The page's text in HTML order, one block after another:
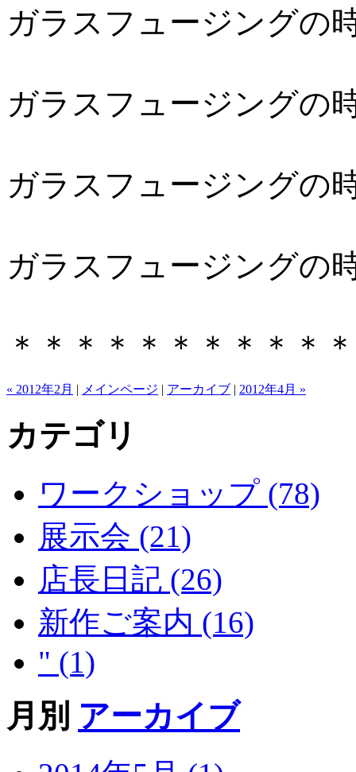
ガラスフュージングの
ガラスフュージングの
ガラスフュージングの
ガラスフュージングの
＊＊＊＊＊＊＊＊＊＊
« 2012年2月 | メインページ | アーカイブ | 2012年4月 »
カテゴリ
ワークショップ (78)
展示会 (21)
店長日記 (26)
新作ご案内 (16)
" (1)
月別 アーカイブ